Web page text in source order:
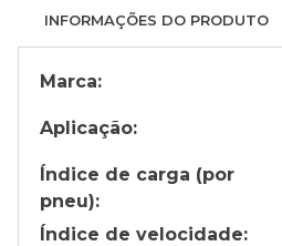
INFORMAÇÕES DO PRODUTO
Marca:
Aplicação:
Índice de carga (por
pneu):
Índice de velocidade: